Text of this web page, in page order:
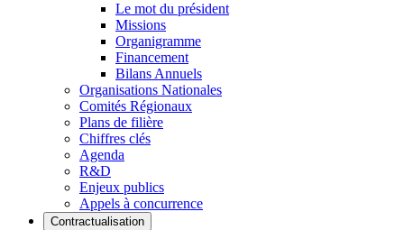
Le mot du président
Missions
Organigramme
Financement
Bilans Annuels
Organisations Nationales
Comités Régionaux
Plans de filière
Chiffres clés
Agenda
R&D
Enjeux publics
Appels à concurrence
Contractualisation